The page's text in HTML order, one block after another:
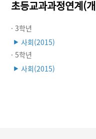
초등교과과정연계(
· 3학년
▶ 사회(2015)
· 5학년
▶ 사회(2015)